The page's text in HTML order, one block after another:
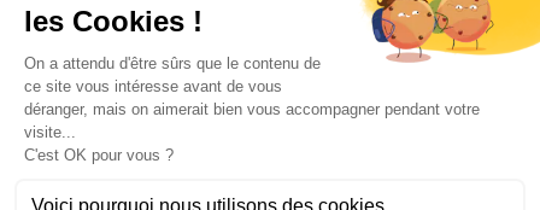
inscrivez vous et recevez un code pour votre première achat!
Vous pouvez vous désinscrire à tout moment.